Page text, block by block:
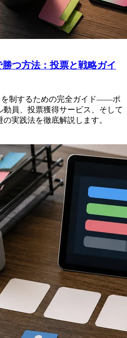
つ方法：投票と戦略ガイ
を制するための完全ガイド——ポ
員、投票獲得サービス、そして
実践法を徹底解説します。